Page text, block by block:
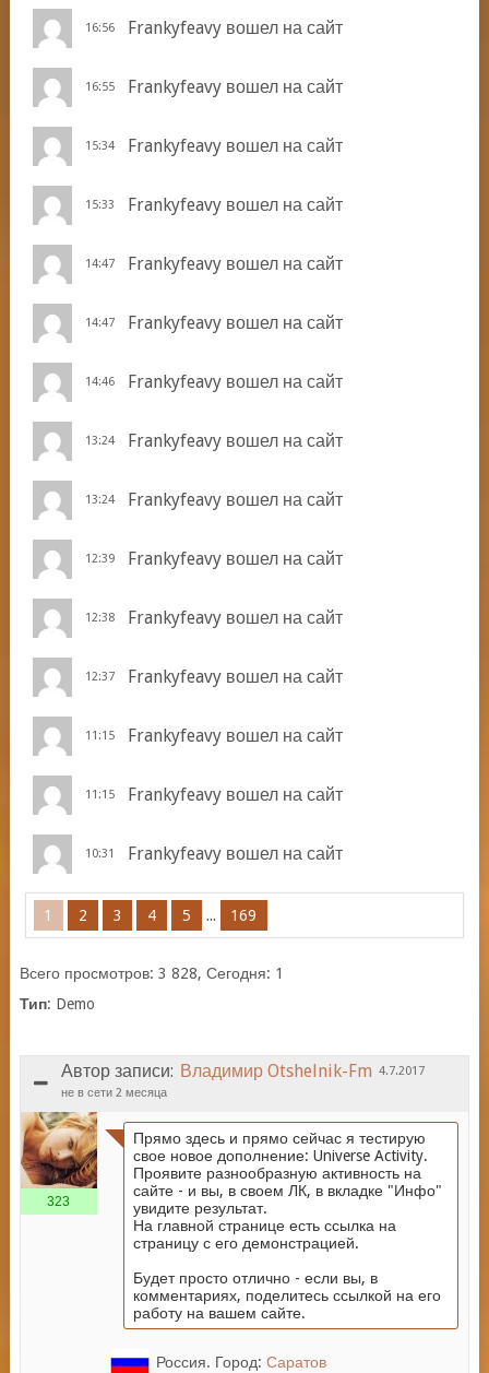
16:56 Frankyfeavy вошел на сайт
16:55 Frankyfeavy вошел на сайт
15:34 Frankyfeavy вошел на сайт
15:33 Frankyfeavy вошел на сайт
14:47 Frankyfeavy вошел на сайт
14:47 Frankyfeavy вошел на сайт
14:46 Frankyfeavy вошел на сайт
13:24 Frankyfeavy вошел на сайт
13:24 Frankyfeavy вошел на сайт
12:39 Frankyfeavy вошел на сайт
12:38 Frankyfeavy вошел на сайт
12:37 Frankyfeavy вошел на сайт
11:15 Frankyfeavy вошел на сайт
11:15 Frankyfeavy вошел на сайт
10:31 Frankyfeavy вошел на сайт
1 2 3 4 5 ... 169
Всего просмотров: 3 828, Сегодня: 1
Тип: Demo
Автор записи: Владимир Otshelnik-Fm 4.7.2017
не в сети 2 месяца
323
Прямо здесь и прямо сейчас я тестирую
свое новое дополнение: Universe Activity.
Проявите разнообразную активность на
сайте - и вы, в своем ЛК, в вкладке "Инфо"
увидите результат.
На главной странице есть ссылка на
страницу с его демонстрацией.
Будет просто отлично - если вы, в
комментариях, поделитесь ссылкой на его
работу на вашем сайте.
Россия. Город: Саратов